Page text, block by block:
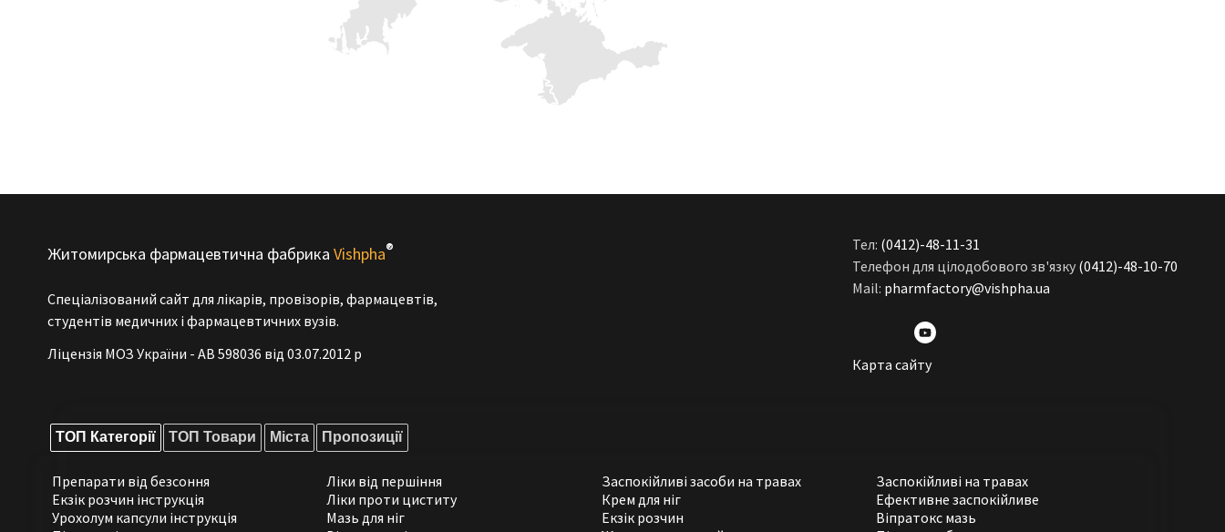
Житомирська фармацевтична фабрика Vishpha®
Спеціалізований сайт для лікарів, провізорів, фармацевтів,
студентів медичних і фармацевтичних вузів.
Ліцензія МОЗ України - АВ 598036 від 03.07.2012 р
Тел: (0412)-48-11-31
Телефон для цілодобового зв'язку (0412)-48-10-70
Mail: pharmfactory@vishpha.ua
Карта сайту
ТОП Категорії ТОП Товари Міста Пропозиції
Препарати від безсоння
Екзік розчин інструкція
Урохолум капсули інструкція
Ліки від першіння
Ліки проти циститу
Мазь для ніг
Заспокійливі засоби на травах
Крем для ніг
Екзік розчин
Заспокійливі на травах
Ефективне заспокійливе
Віпратокс мазь